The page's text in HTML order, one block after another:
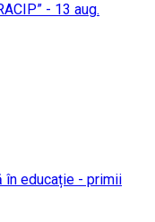
- 13 aug.
în educație - primii